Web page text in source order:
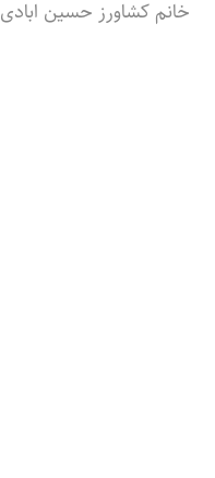
خانم کشاورز حسین ابادی